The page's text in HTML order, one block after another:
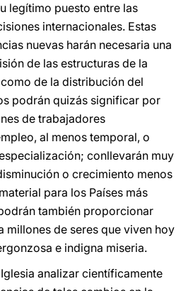
legítimo puesto entre las
internacionales. Estas
nuevas harán necesaria una
de las estructuras de la
de la distribución del
podrán quizás significar por
de trabajadores
al menos temporal, o
conllevarán muy
o crecimiento menos
para los Países más
también proporcionar
millones de seres que viven hoy
e indigna miseria.
analizar científicamente